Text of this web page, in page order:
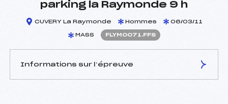
parking la Raymonde 9 h
CUVERY La Raymonde Hommes 06/03/11
MASS FLYM0071.FFS
Informations sur l’épreuve